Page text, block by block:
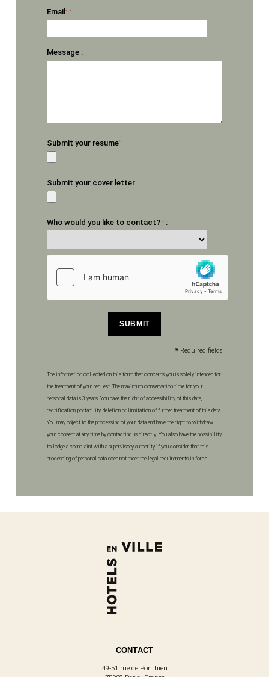
Email * :
Message :
Submit your resume*
Submit your cover letter
Who would you like to contact? * :
SUBMIT
* Required fields
The information collected on this form that concerns you is solely intended for
the treatment of your request. The maximum conservation time for your
personal data is 3 years. You have the right of accessibility of this data,
rectification, portability, deletion or limitation of further treatment of this data.
You may object to the processing of your data and have the right to withdraw
your consent at any time by contacting us directly. You also have the possibility
to lodge a complaint with a supervisory authority if you consider that this
processing of personal data does not meet the legal requirements in force.
CONTACT
49-51 rue de Ponthieu